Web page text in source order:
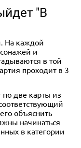
детектив:
в небе
"В
На каждой
и
в той
проходит в 3
по две карты из
объяснить
начинаться
в категории